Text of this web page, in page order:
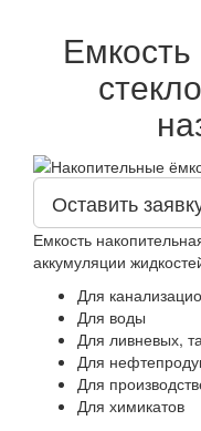
Оставить
Емкость
аккумуляции
Для
Для воды
Для ливневых,
Для
Для
Для химикатов